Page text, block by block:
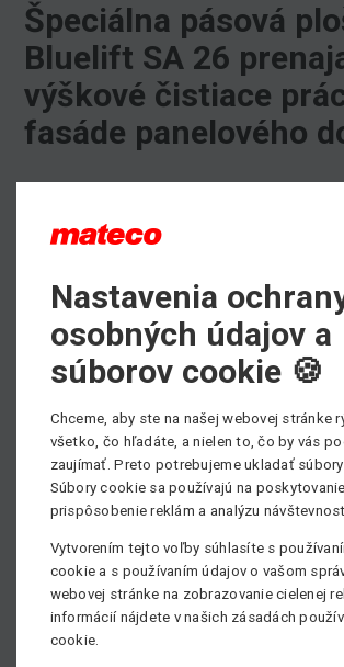
Špeciálna pásová
Bluelift SA 26
výškové čistiace
fasáde panelového
strojov.
domusme zákazníkovi na
prenájom
plošinu Bluelift SA 26.
Tátošpeciálna pásová plošinaponúka
metrov a nosnosť 250 kilov.
Kompletné informácie opásovej plošine
atechnický prospekt nájdeteTU,
Potrebujete si prenajať pracovnú plošinu,
potrebujete poradiť pri výbere vhodného
stroja?
nájdete TU
S nami dosiahnete vyššie!
Pošlite nám nezáväznýdopyt
Nastavenia
osobných údajov a
súborov cookie 🍪
Chceme, aby ste na našej webovej stránke
všetko, čo hľadáte, a nielen to, čo by vás
zaujímať. Preto potrebujeme ukladať
Súbory cookie sa používajú na
prispôsobenie reklám a analýzu
Vytvorením tejto voľby súhlasíte s
cookie a s používaním údajov o vašom
webovej stránke na zobrazovanie cielenej
informácií nájdete v našich zásadách
cookie.